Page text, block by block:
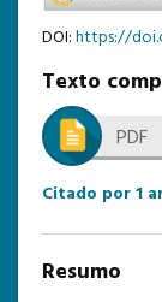
ANTERIORES
ESTATÍSTICAS
TEMPLATE DE
DOI:https://
Texto
PDF
Citado por1
Resumo